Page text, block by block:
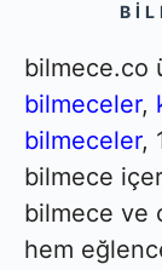
bilmece.co
bilmeceler,
bilmeceler,
bilmece
bilmece ve
hem